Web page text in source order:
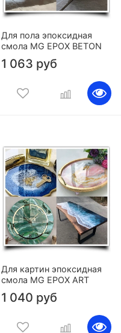
Для пола эпоксидная
смола MG EPOX BETON
1 063 руб
Для картин эпоксидная
смола MG EPOX ART
1 040 руб